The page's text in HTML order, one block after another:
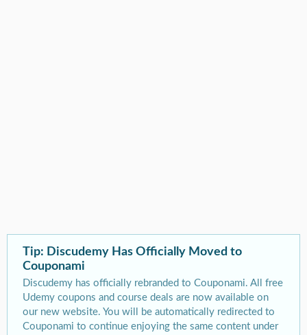
Tip: Discudemy Has Officially Moved to
Couponami
Discudemy has officially rebranded to Couponami. All free
Udemy coupons and course deals are now available on
our new website. You will be automatically redirected to
Couponami to continue enjoying the same content under